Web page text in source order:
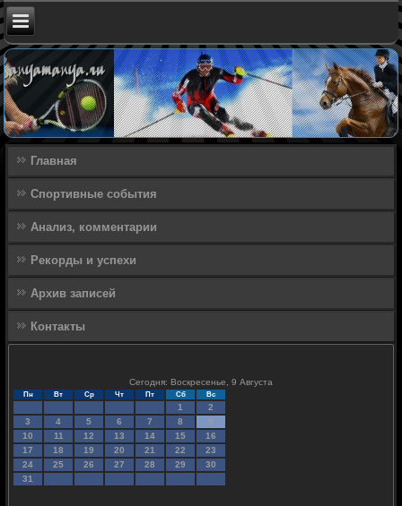
Главная
Спортивные события
Анализ, комментарии
Рекорды и успехи
Архив записей
Контакты
Сегодня: Воскресенье, 9 Августа
Пн Вт Ср Чт Пт Сб Вс
1
2
3
4 5 6 7 8
9
10
11 12 13 14 15
16
17
18 19 20 21 22
23
24
25 26 27 28 29
30
31